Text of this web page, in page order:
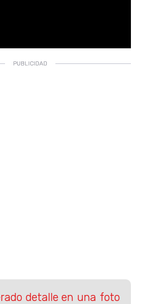
detalle en una foto